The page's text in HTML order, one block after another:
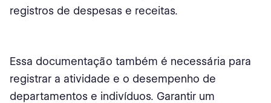
registros de despesas e receitas.
Essa documentação também é necessária para
registrar a atividade e o desempenho de
departamentos e indivíduos. Garantir um